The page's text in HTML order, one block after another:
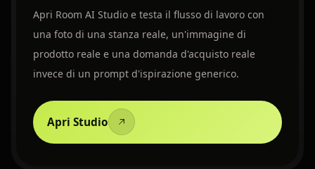
Apri Room AI Studio e testa il flusso di lavoro con
una foto di una stanza reale, un'immagine di
prodotto reale e una domanda d'acquisto reale
invece di un prompt d'ispirazione generico.
Apri Studio